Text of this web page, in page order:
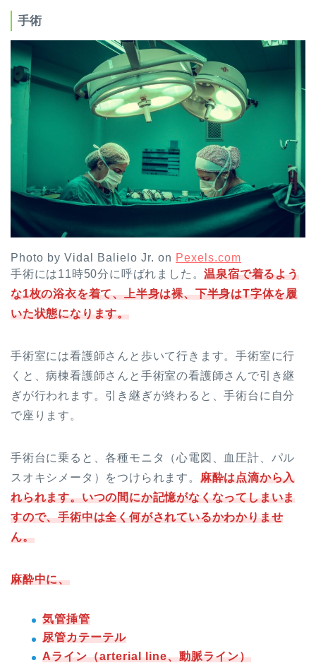
手術
Photo by Vidal Balielo Jr. on Pexels.com
手術には11時50分に呼ばれました。温泉宿で着るよう
な1枚の浴衣を着て、上半身は裸、下半身はT字体を履
いた状態になります。
手術室には看護師さんと歩いて行きます。手術室に行
くと、病棟看護師さんと手術室の看護師さんで引き継
ぎが行われます。引き継ぎが終わると、手術台に自分
で座ります。
手術台に乗ると、各種モニタ（心電図、血圧計、パル
スオキシメータ）をつけられます。 麻酔は点滴から入
れられます。いつの間にか記憶がなくなってしまいま
すので、手術中は全く何がされているかわかりませ
ん。
麻酔中に、
気管挿管
尿管カテーテル
Aライン（arterial line、動脈ライン）